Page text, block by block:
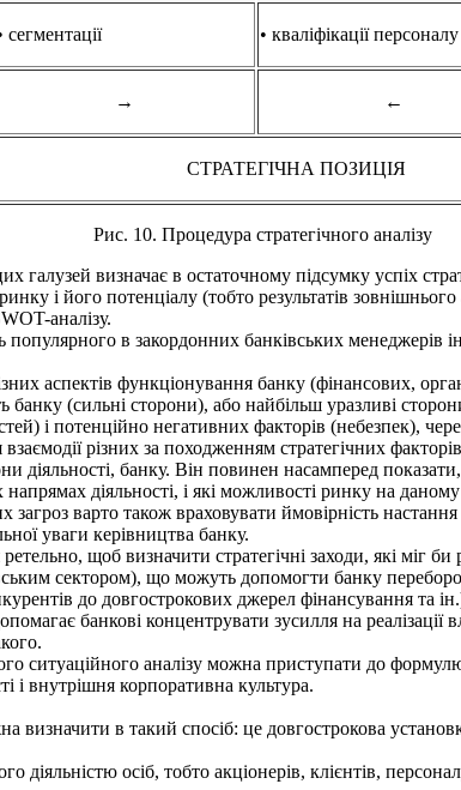
сегментації • кваліфікації персоналу
→ ←
СТРАТЕГІЧНА ПОЗИЦІЯ
Рис. 10. Процедура стратегічного аналізу
галу­зей визначає в остаточному підсумку успіх
і його потенціалу (тобто результатів
аналізу.
в закордонних банківських менеджерів
ас­пектів функціонування банку (фінансових,
банку (сильні сторони), або найбільш уразливі
і потенційно негативних факторів (небез­пек),
різних за походженням стратегічних
діяльності, банку. Він повинен насамперед
діяльності, і які можливості ринку на
варто також враховувати ймовірність
уваги керівництва банку.
щоб визначити стратегічні заходи, які міг
сектором), що можуть допомогти банку
до довгострокових джерел фінансування та
банкові концентрувати зусилля на реалізації
ситуа­ційного аналізу можна приступати до
і внутрішня корпоративна культура.
ви­значити в такий спосіб: це довгострокова
діяль­ністю осіб, тобто акціонерів, клієнтів,